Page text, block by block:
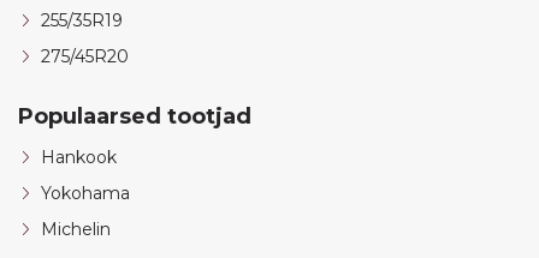
255/35R19
275/45R20
Populaarsed tootjad
Hankook
Yokohama
Michelin